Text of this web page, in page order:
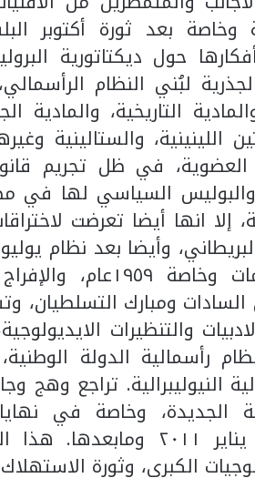
وخاصة بعد ثورة أكتوبر
حول ديكتاتورية
لبُني النظام
التاريخية، والمادية
اللينينية، والستالينية
في ظل تجريم
،والبوليس السياسي لها
إلا انها أيضا تعرضت
واعتقال كوادر هذه
ومبارك التسلطيان،
والتنظيرات
رأسمالية الدولة
النيوليبرالية. تراجع وهج
الجديدة، وخاصة في
الجماهيرية الكبرى في ٢٥
الكبرى، وثورة